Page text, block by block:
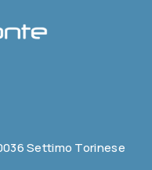
Settimo Torinese